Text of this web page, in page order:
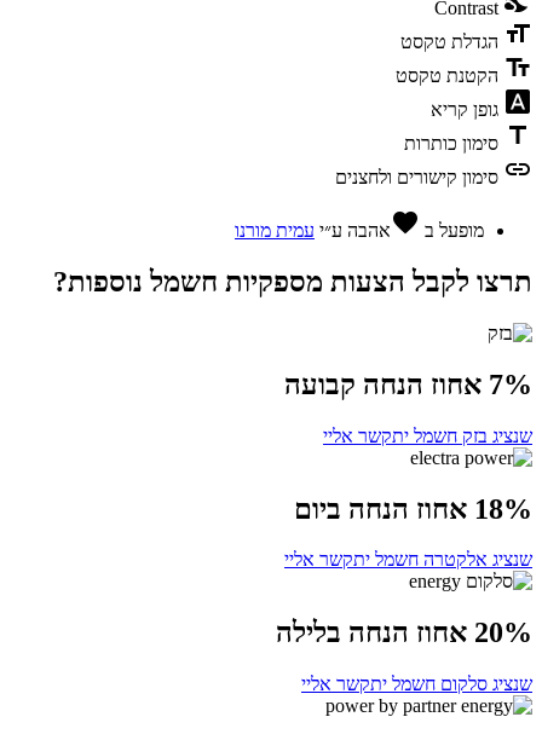
Contrast
format_size הגדלת טקסט
text_fields הקטנת טקסט
font_download גופן קריא
title סימון כותרות
link סימון קישורים ולחצנים
מופעל ב favoriteאהבה ע״י עמית מורנו
תרצו לקבל הצעות מספקיות חשמל נוספות?
7% אחוז הנחה קבועה
שנציג בזק חשמל יתקשר אליי
18% אחוז הנחה ביום
שנציג אלקטרה חשמל יתקשר אליי
20% אחוז הנחה בלילה
שנציג סלקום חשמל יתקשר אליי